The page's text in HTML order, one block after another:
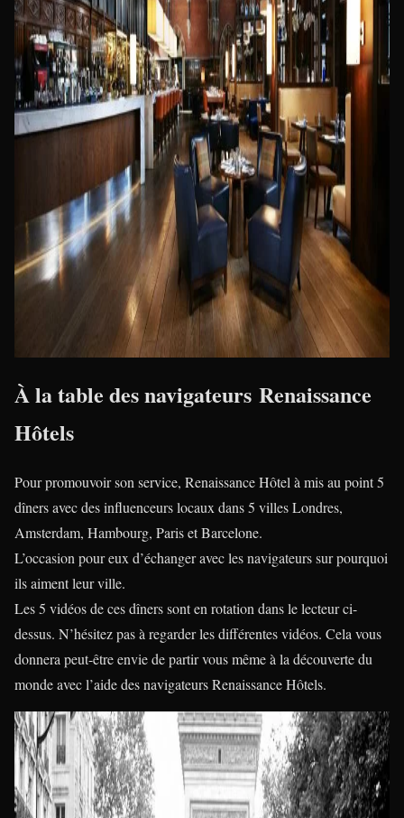
À la table des navigateurs Renaissance
Hôtels
Pour promouvoir son service, Renaissance Hôtel à mis au point 5
dîners avec des influenceurs locaux dans 5 villes Londres,
Amsterdam, Hambourg, Paris et Barcelone.
L’occasion pour eux d’échanger avec les navigateurs sur pourquoi
ils aiment leur ville.
Les 5 vidéos de ces dîners sont en rotation dans le lecteur ci-
dessus. N’hésitez pas à regarder les différentes vidéos. Cela vous
donnera peut-être envie de partir vous même à la découverte du
monde avec l’aide des navigateurs Renaissance Hôtels.